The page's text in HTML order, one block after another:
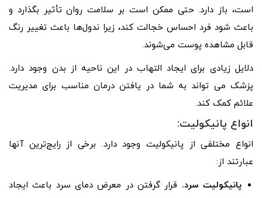
است، باز دارد. حتی ممکن است بر سلامت روان تأثیر بگذارد و
باعث شود فرد احساس خجالت کند، زیرا ندول‌ها باعث تغییر رنگ
قابل مشاهده پوست می‌شوند.
دلایل زیادی برای ایجاد التهاب در این ناحیه از بدن وجود دارد.
پزشک می تواند به شما در یافتن درمان مناسب برای مدیریت
علائم کمک کند.
انواع پانیکولیت:
انواع مختلفی از پانیکولیت وجود دارد. برخی از رایج‌ترین آنها
عبارتند از:
پانیکولیت سرد. قرار گرفتن در معرض دمای سرد باعث ایجاد